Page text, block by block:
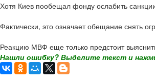
Хотя Киев пообещал фонду ослабить
Фактически, это означает обещание снять
Реакцию МВФ еще только предстоит
Нашли ошибку? Выделите текст и